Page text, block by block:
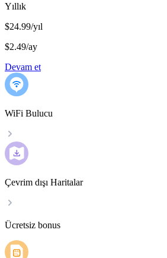
Yıllık
$24.99/yıl
$2.49/ay
Devam et
WiFi Bulucu
Çevrim dışı Haritalar
Ücretsiz bonus